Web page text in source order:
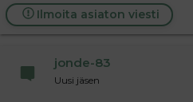
a
j
Ilmoita asiaton viesti
jonde-83
Uusi jäsen